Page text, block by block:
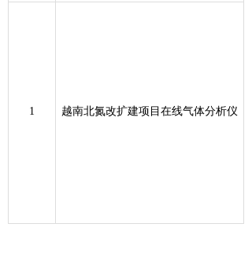
1 越南北氮改扩建项目在线气体分析仪